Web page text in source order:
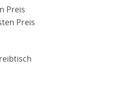
Preis
Preis